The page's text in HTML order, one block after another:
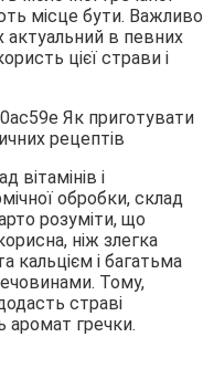
місце бути. Важливо
актуальний в певних
цієї страви і
вітамінів і
обробки, склад
розуміти, що
ніж злегка
кальцієм і багатьма
Тому,
страві
аромат гречки.